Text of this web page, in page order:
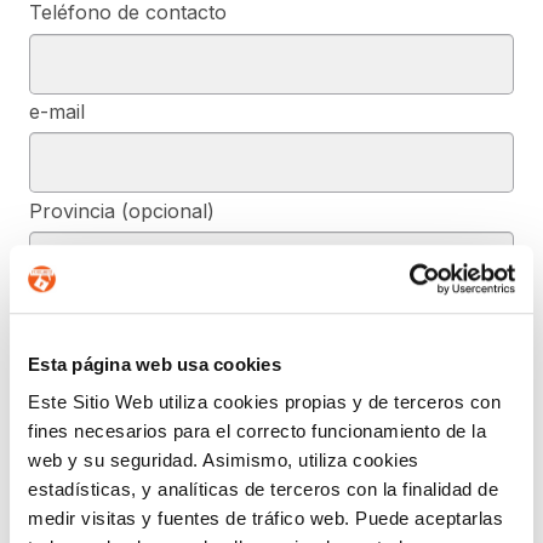
Esta página web usa cookies
Este Sitio Web utiliza cookies propias y de terceros con
fines necesarios para el correcto funcionamiento de la
web y su seguridad. Asimismo, utiliza cookies
estadísticas, y analíticas de terceros con la finalidad de
medir visitas y fuentes de tráfico web. Puede aceptarlas
Teléfono de contacto
e-mail
Provincia (opcional)
Mensaje (opcional)
De conformidad con el RGPD y la LOPDGDD, SEGURIDAD Y
PRIVACIDAD DE DATOS, S.L. tratará los datos facilitados, con la
finalidad de contestar a las dudas y/o quejas planteadas a través
del presente formulario y facilitar la información solicitada. Podrá
ejercer, si lo desea, los derechos de acceso, rectificación,
supresión, y demás reconocidos en la normativa mencionada. Para
obtener más información acerca de cómo estamos tratando sus